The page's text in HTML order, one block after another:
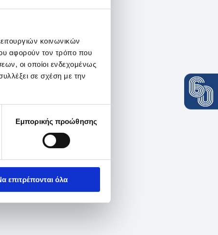
κοινωνικών
αφορούν τον τρόπο που
οι οποίοι ενδεχομένως
σε σχέση με την
Εμπορικής προώθησης
επιτρέπονται όλα